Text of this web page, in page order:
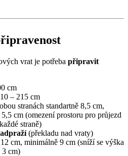
vrat je potřeba připravit
cm
– 215 cm
stranách standartně 8,5 cm,
cm (omezení prostoru pro průjezd
straně)
(překladu nad vraty)
cm, minimálně 9 cm (sníží se výška
3 cm)